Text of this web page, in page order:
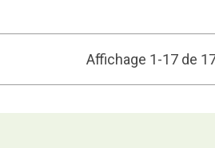
Affichage 1-17 de